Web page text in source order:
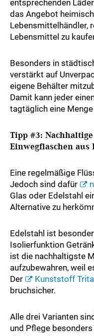
entsprechenden
das Angebot
Lebensmittelhändler,
Lebensmittel zu
Besonders in
verstärkt auf
eigene Behälter
Damit kann jeder
tagtäglich eine
Tipp #3:
Einwegflaschen aus
Eine regelmäßige
Jedoch sind dafür
Glas oder Edelstahl
Alternative zu
Edelstahl ist
Isolierfunktion
ist die nachhaltigste
aufzubewahren, weil
Der
Kunststoff
bruchsicher.
Alle drei Varianten
und Pflege